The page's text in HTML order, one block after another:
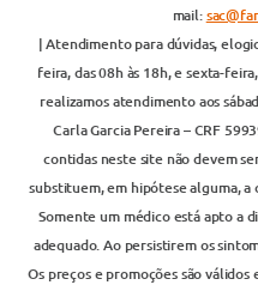
mail:
| Atendimento para dúvidas,
feira, das 08h às 18h, e sexta-
realizamos atendimento aos
Carla Garcia Pereira – CRF
contidas neste site não devem
substituem, em hipótese alguma,
Somente um médico está apto a
adequado. Ao persistirem os
Os preços e promoções são